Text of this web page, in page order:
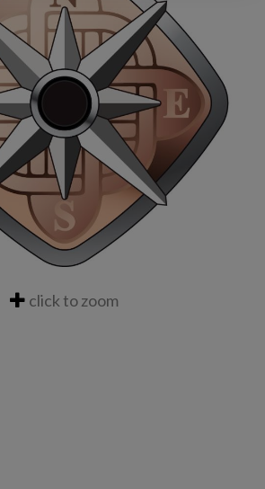
click to zoom